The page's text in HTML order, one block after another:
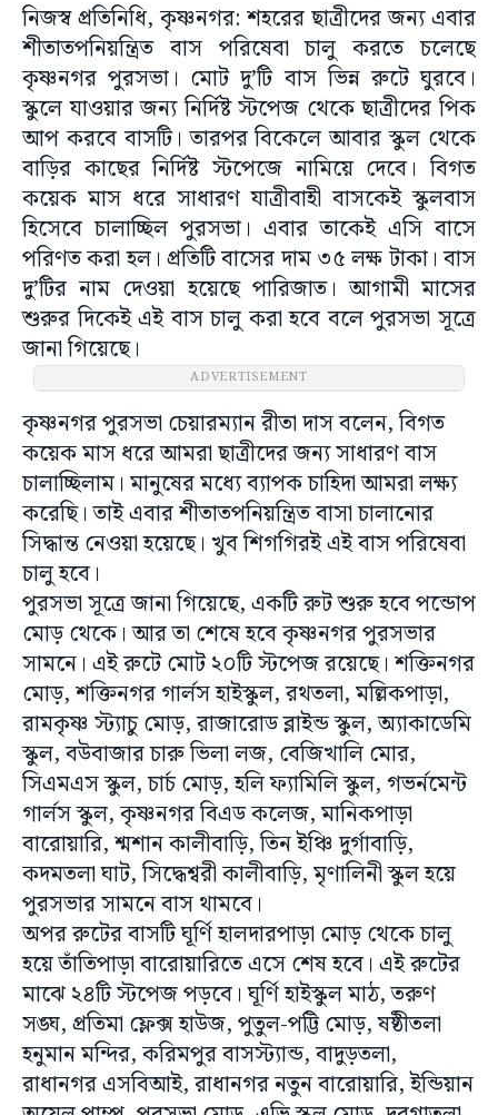
নিজস্ব প্রতিনিধি, কৃষ্ণনগর: শহরের ছাত্রীদের জন্য এবার
শীতাতপনিয়ন্ত্রিত বাস পরিষেবা চালু করতে চলেছে
কৃষ্ণনগর পুরসভা। মোট দু’টি বাস ভিন্ন রুটে ঘুরবে।
স্কুলে যাওয়ার জন্য নির্দিষ্ট স্টপেজ থেকে ছাত্রীদের পিক
আপ করবে বাসটি। তারপর বিকেলে আবার স্কুল থেকে
বাড়ির কাছের নির্দিষ্ট স্টপেজে নামিয়ে দেবে।‌ বিগত
কয়েক মাস ধরে সাধারণ যাত্রীবাহী বাসকেই স্কুলবাস
হিসেবে চালাচ্ছিল পুরসভা। এবার তাকেই এসি বাসে
পরিণত করা হল। প্রতিটি বাসের দাম ৩৫ লক্ষ টাকা।‌ বাস
দু’টির নাম দেওয়া হয়েছে পারিজাত। আগামী মাসের
শুরুর দিকেই এই বাস চালু করা হবে বলে পুরসভা সূত্রে
জানা গিয়েছে।
ADVERTISEMENT
কৃষ্ণনগর পুরসভা চেয়ারম্যান রীতা দাস বলেন, বিগত
কয়েক মাস ধরে আমরা ছাত্রীদের জন্য সাধারণ বাস
চালাচ্ছিলাম। মানুষের মধ্যে ব্যাপক চাহিদা আমরা লক্ষ্য
করেছি। তাই এবার শীতাতপনিয়ন্ত্রিত বাসা চালানোর
সিদ্ধান্ত নেওয়া হয়েছে। খুব শিগগিরই এই বাস পরিষেবা
চালু হবে।
পুরসভা সূত্রে জানা গিয়েছে, একটি রুট শুরু হবে পন্ডোপ
মোড় থেকে। আর তা শেষে হবে কৃষ্ণনগর পুরসভার
সামনে। এই রুটে মোট ২০টি স্টপেজ রয়েছে। শক্তিনগর
মোড়, শক্তিনগর গার্লস হাইস্কুল, রথতলা, মল্লিকপাড়া,
রামকৃষ্ণ স্ট্যাচু মোড়, রাজারোড ব্লাইন্ড স্কুল, অ্যাকাডেমি
স্কুল, বউবাজার চারু ভিলা লজ, বেজিখালি মোর,
সিএমএস স্কুল, চার্চ মোড়, হলি ফ্যামিলি স্কুল, গভর্নমেন্ট
গার্লস স্কুল, কৃষ্ণনগর বিএড কলেজ, মানিকপাড়া
বারোয়ারি, শ্মশান কালীবাড়ি, তিন ইঞ্চি দুর্গাবাড়ি,
কদমতলা ঘাট, সিদ্ধেশ্বরী কালীবাড়ি, মৃণালিনী স্কুল হয়ে
পুরসভার সামনে বাস থামবে।
অপর রুটের বাসটি ঘূর্ণি হালদারপাড়া মোড় থেকে চালু
হয়ে তাঁতিপাড়া বারোয়ারিতে এসে শেষ হবে। এই রুটের
মাঝে ২৪টি স্টপেজ পড়বে। ঘূর্ণি হাইস্কুল মাঠ, তরুণ
সঙ্ঘ, প্রতিমা ফ্লেক্স হাউজ, পুতুল-পট্টি মোড়, ষষ্ঠীতলা
হনুমান মন্দির, করিমপুর বাসস্ট্যান্ড, বাদুড়তলা,
রাধানগর এসবিআই, রাধানগর নতুন বারোয়ারি, ইন্ডিয়ান